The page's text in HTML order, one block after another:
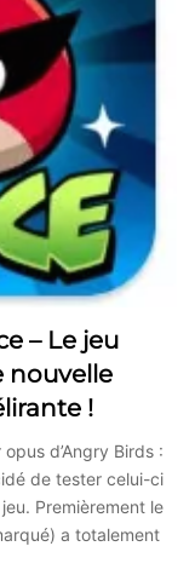
– Le jeu
nouvelle
!
d’Angry Birds :
de tester celui-ci
Premièrement le
a totalement